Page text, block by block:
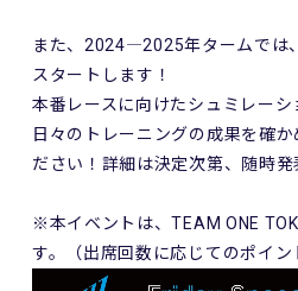
また、2024―2025年タームでは
スタートします！
本番レースに向けたシュミレーシ
日々のトレーニングの成果を確
ださい！詳細は決定次第、随時発
※本イベントは、TEAM ONE
す。（出席回数に応じてのポイン